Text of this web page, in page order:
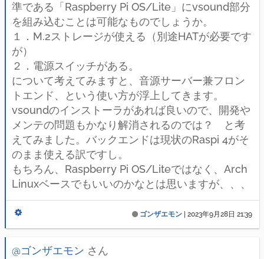
準である「Raspberry Pi OS/Lite」にvsound部分
を組み込むことは可能なものでしょうか。
１．M.2ストレージが使える（別途HATが必要です
が）
２．電源スイッチがある。
について考えてみますと、音源サーバー兼フロン
トエンド、という使い方が浮上してきます。
vsoundのインストーラがあれば良いので、開発や
メンテの問題もかなり解消されるのでは？ と考
えてみました。バックエンドは現状のRaspi 4がそ
のまま使える訳ですし。
もちろん、Raspberry Pi OS/Liteではなく、Arch
Linuxベースでもいいのかなとは思いますが、、、
ゴンザエモン 2023年9月28日 21:39
@ゴンザエモン さん